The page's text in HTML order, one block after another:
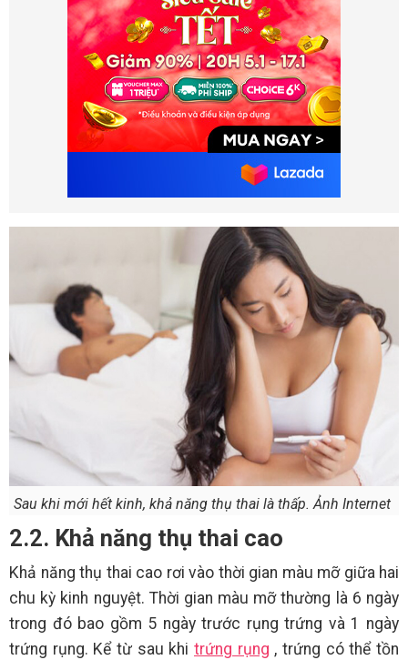
Sau khi mới hết kinh, khả năng thụ thai là thấp. Ảnh Internet
2.2. Khả năng thụ thai cao
Khả năng thụ thai cao rơi vào thời gian màu mỡ giữa hai
chu kỳ kinh nguyệt. Thời gian màu mỡ thường là 6 ngày
trong đó bao gồm 5 ngày trước rụng trứng và 1 ngày
trứng rụng. Kể từ sau khi trứng rụng , trứng có thể tồn